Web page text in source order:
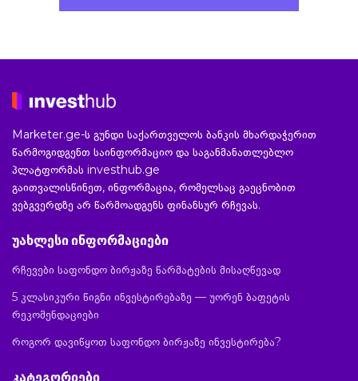
Marketer.ge-ს გუნდი საქართველოს ბანკის მხარდაჭერით
წარმოგიდგენთ საინფორმაციო და საგანმანათლებლო
პლატფორმას investhub.ge
გაითვალისწინეთ, ინფორმაცია, რომელსაც გაეცნობით
ვებგვერდზე არ წარმოადგენს ფინანსურ რჩევას.
უახლესი ინფორმაციები
რჩევები საფონდო ბირჟაზე წარმატების მისაღწევად
5 კლასიკური წიგნი ინვესტირებაზე — უორენ ბაფეტის
რეკომენდაციები
როგორ დავიწყოთ საფონდო ბირჟაზე ინვესტირება?
კატეგორიები